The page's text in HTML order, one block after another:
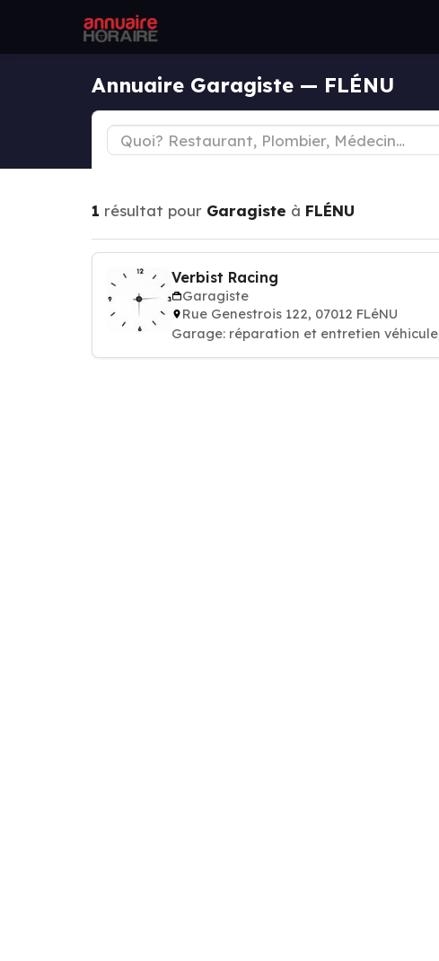
Annuaire Garagiste — FLÉNU
1 résultat pour Garagiste à FLÉNU
Verbist Racing
Garagiste
Rue Genestrois 122, 07012 FLéNU
Garage: réparation et entretien